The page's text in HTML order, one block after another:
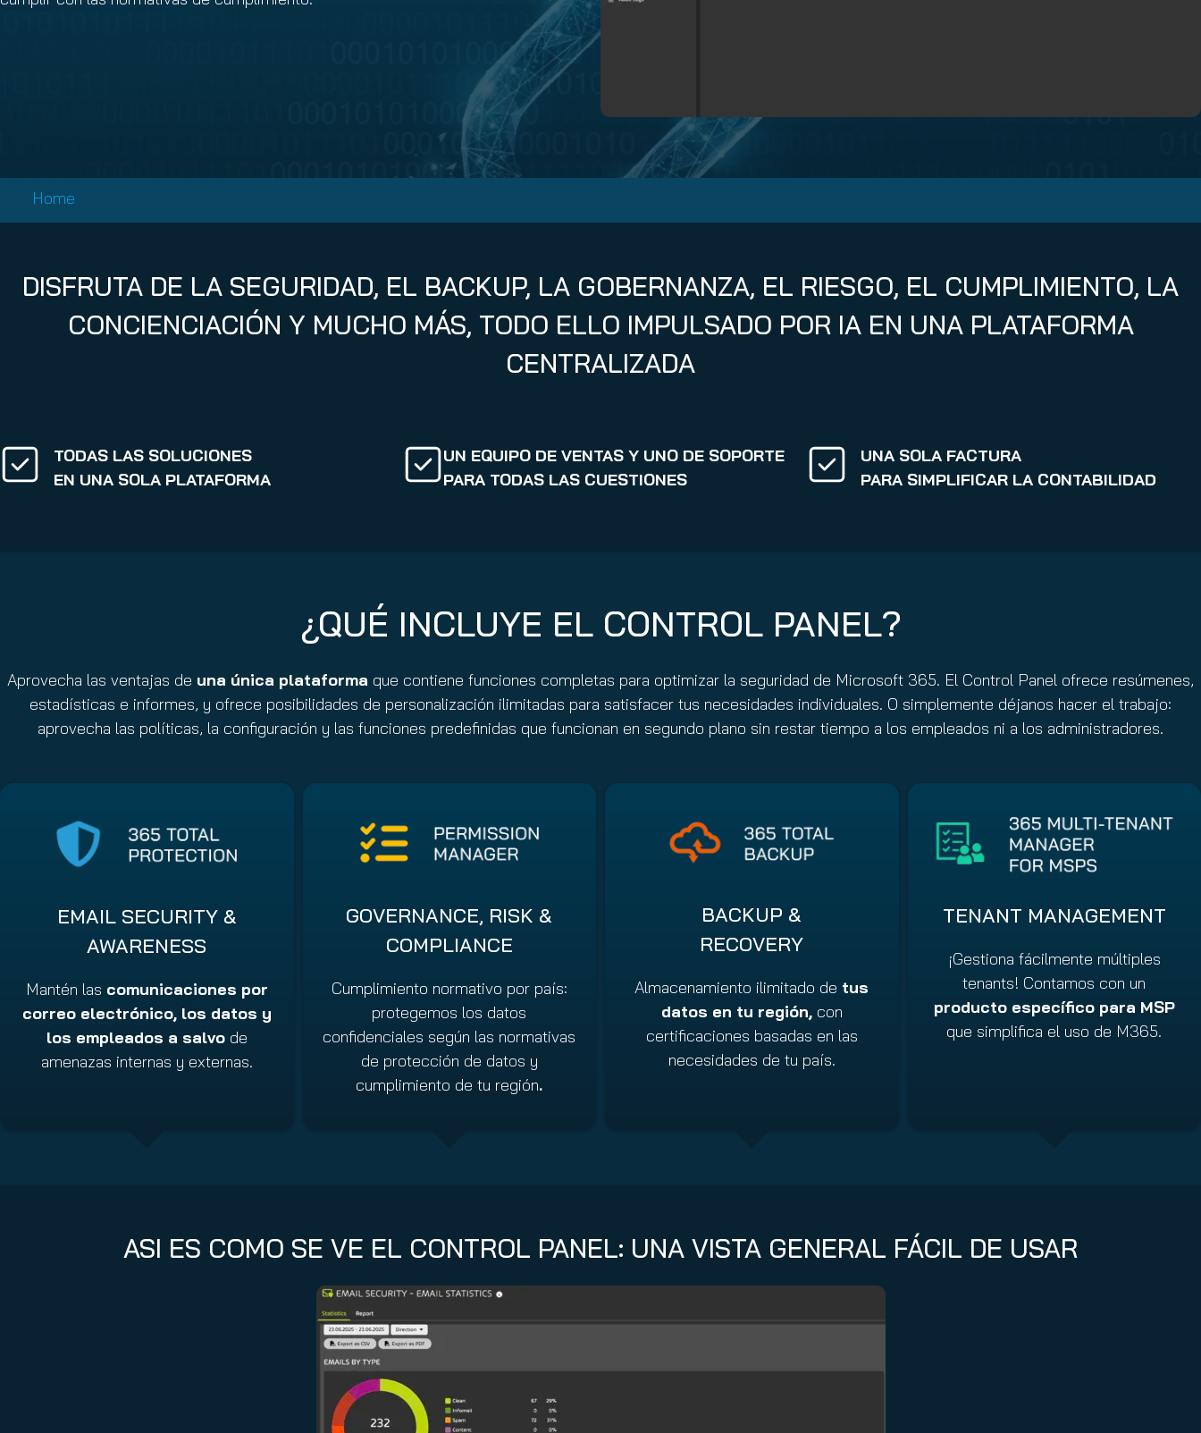
Email Signature and Disclaimer
Home
DISFRUTA DE LA SEGURIDAD, EL BACKUP, LA GOBERNANZA, EL RIESGO, EL CUMPLIMIENTO, LA
CONCIENCIACIÓN Y MUCHO MÁS, TODO ELLO IMPULSADO POR IA EN UNA PLATAFORMA
CENTRALIZADA
TODAS LAS SOLUCIONES
EN UNA SOLA PLATAFORMA
UN EQUIPO DE VENTAS Y UNO DE SOPORTE
PARA TODAS LAS CUESTIONES
UNA SOLA FACTURA
PARA SIMPLIFICAR LA CONTABILIDAD
¿QUÉ INCLUYE EL CONTROL PANEL?
Aprovecha las ventajas de una única plataforma que contiene funciones completas para optimizar la seguridad de Microsoft 365. El Control Panel ofrece resúmenes,
estadísticas e informes, y ofrece posibilidades de personalización ilimitadas para satisfacer tus necesidades individuales. O simplemente déjanos hacer el trabajo:
aprovecha las políticas, la configuración y las funciones predefinidas que funcionan en segundo plano sin restar tiempo a los empleados ni a los administradores.
EMAIL SECURITY &
AWARENESS
Mantén las comunicaciones por
correo electrónico, los datos y
los empleados a salvo de
amenazas internas y externas.
GOVERNANCE, RISK &
COMPLIANCE
Cumplimiento normativo por país:
protegemos los datos
confidenciales según las normativas
de protección de datos y
cumplimiento de tu región.
BACKUP &
RECOVERY
Almacenamiento ilimitado de tus
datos en tu región, con
certificaciones basadas en las
necesidades de tu país.
TENANT MANAGEMENT
¡Gestiona fácilmente múltiples
tenants! Contamos con un
producto específico para MSP
que simplifica el uso de M365.
ASI ES COMO SE VE EL CONTROL PANEL: UNA VISTA GENERAL FÁCIL DE USAR